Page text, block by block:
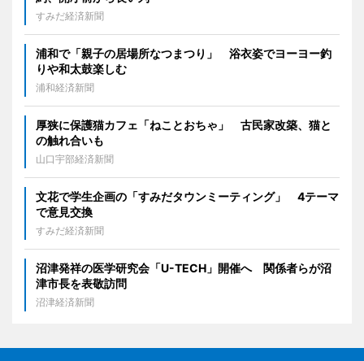
すみだ経済新聞
浦和で「親子の居場所なつまつり」 浴衣姿でヨーヨー釣
りや和太鼓楽しむ
浦和経済新聞
厚狭に保護猫カフェ「ねことおちゃ」 古民家改築、猫と
の触れ合いも
山口宇部経済新聞
文花で学生企画の「すみだタウンミーティング」 4テーマ
で意見交換
すみだ経済新聞
沼津発祥の医学研究会「U-TECH」開催へ 関係者らが沼
津市長を表敬訪問
沼津経済新聞